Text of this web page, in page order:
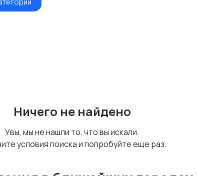
Товары для мам
Ничего не найдено
Увы, мы не нашли то, что вы искали.
условия поиска и попробуйте еще раз.